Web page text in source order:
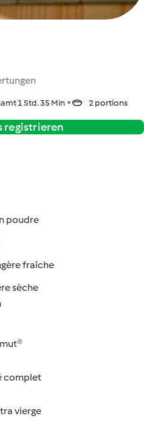
1 Std. 35 Min 2 portions
registrieren
poudre
fraîche
sèche
complet
vierge